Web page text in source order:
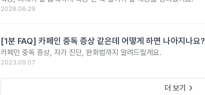
2026.06.29
[1분 FAQ] 카페인 중독 증상 같은데 어떻게 하면 나아지나요?
카페인 중독 증상, 자가 진단, 완화법까지 알려드릴게요.
2023.09.07
더 보기 keyboard_arrow_right